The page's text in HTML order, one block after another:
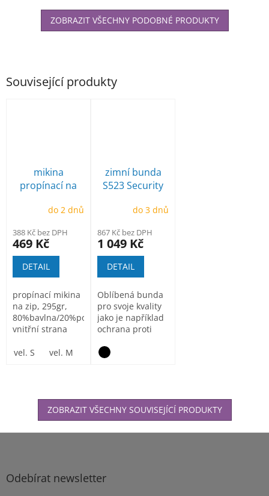
Související produkty
mikina
propínací na
do 2 dnů
388 Kč bez DPH
469 Kč
DETAIL
propínací mikina
na zip, 295gr,
80%bavlna/20%polyester
vnitřní strana
vel. S
vel. M vel. L
zimní bunda
S523 Security
do 3 dnů
867 Kč bez DPH
1 049 Kč
DETAIL
Oblíbená bunda
pro svoje kvality
jako je například
ochrana proti
proti...
ZOBRAZIT VŠECHNY SOUVISEJÍCÍ PRODUKTY
ZOBRAZIT VŠECHNY PODOBNÉ PRODUKTY
Z
Odebírat newsletter